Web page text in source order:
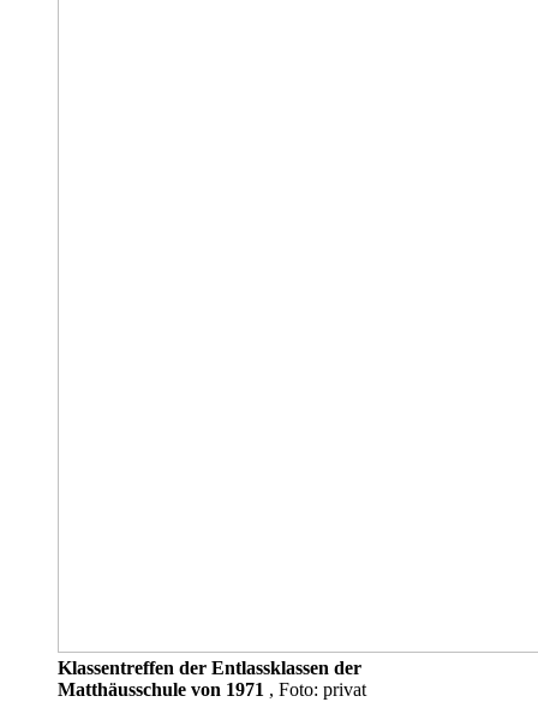
Klassentreffen der Entlassklassen der
Matthäusschule von 1971 , Foto: privat